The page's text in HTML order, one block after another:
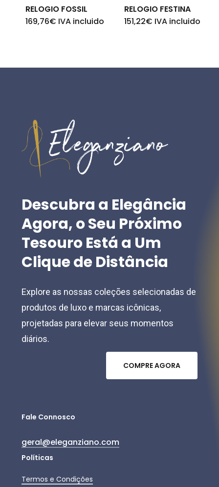
RELOGIO FOSSIL
169,76€ IVA incluido
RELOGIO FESTINA
151,22€ IVA incluido
Descubra a Elegância
Agora,oSeu Próximo
TesouroEstá a Um
CliquedeDistância
Explore as nossas coleções selecionadas de
produtos de luxo e marcas icônicas,
projetadas para elevar seus momentos
diários.
COMPREAGORA
Fale Connosco
geral@eleganziano.com
Políticas
Termos e Condições